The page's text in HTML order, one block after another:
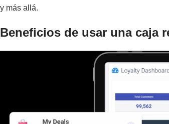
y más allá.
Beneficios de usar una caja